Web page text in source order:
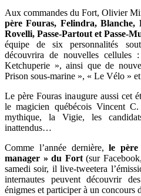
Aux commandes du Fort, Olivier
père Fouras, Felindra,
Rovelli, Passe-Partout et Passe-
équipe de six personnalités
découvrira de nouvelles
Ketchuperie », ainsi que de
Prison sous-marine », « Le Vélo »
Le père Fouras inaugure aussi cet
le magicien québécois Vincent
mythique, la Vigie, les
inattendus…
Comme l’année dernière,le
manager » du Fort(sur
samedi soir, il live-tweetera
internautes peuvent découvrir
énigmes et participer à un concours